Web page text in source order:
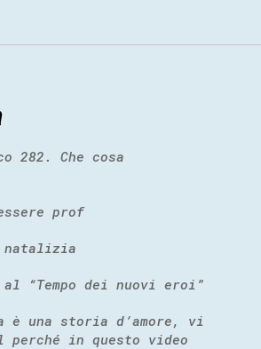
282. Che cosa
prof
“Tempo dei nuovi eroi”
è una storia d’amore, vi
perché in questo video